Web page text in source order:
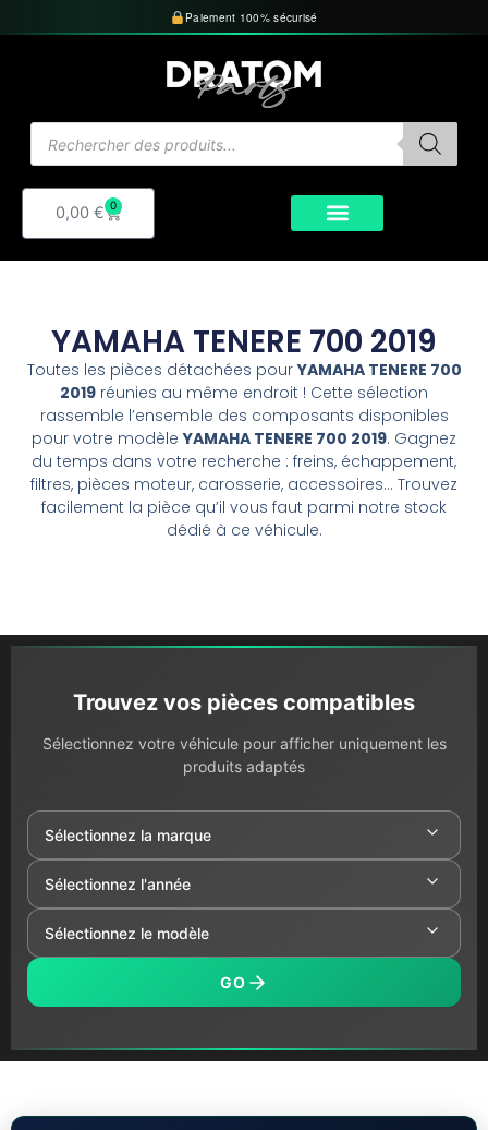
au
Paiement 100% sécurisé
de
0,00 € 0
Panier
YAMAHA TENERE 700 2019
Toutes les pièces détachées pourYAMAHA TENERE 700
2019 réunies au même endroit ! Cette sélection
rassemble l’ensemble des composants disponibles
pour votre modèleYAMAHA TENERE 700 2019. Gagnez
du temps dans votre recherche : freins, échappement,
filtres, pièces moteur, carosserie, accessoires… Trouvez
facilement la pièce qu’il vous faut parmi notre stock
dédié à ce véhicule.
Trouvez vos pièces compatibles
Sélectionnez votre véhicule pour afficher uniquement les
produits adaptés
GO